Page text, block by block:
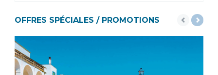
OFFRES SPÉCIALES / PROMOTIONS